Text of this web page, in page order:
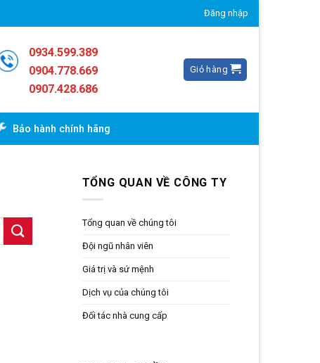
Đăng nhập
0934.599.389
0904.778.669
0907.428.686
Giỏ hàng
Bảo hành chính hãng
TỔNG QUAN VỀ CÔNG TY
Tổng quan về chúng tôi
Đội ngũ nhân viên
Giá trị và sứ mệnh
Dịch vụ của chúng tôi
Đối tác nhà cung cấp